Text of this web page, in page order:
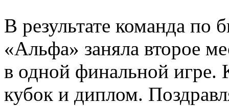
В результате команда по
«Альфа» заняла второе
в одной финальной игре.
кубок и диплом.